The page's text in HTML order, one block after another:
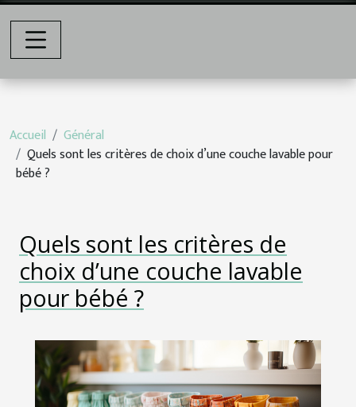
Accueil
Général
Quels sont les critères de choix d’une couche lavable pour
bébé ?
Quels sont les critères de
choix d’une couche lavable
pour bébé ?